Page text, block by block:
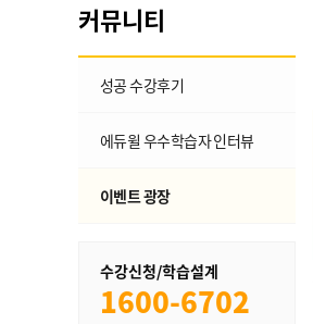
커뮤니티
성공 수강후기
에듀윌 우수학습자 인터뷰
이벤트 광장
수강신청/학습설계
1600-6702